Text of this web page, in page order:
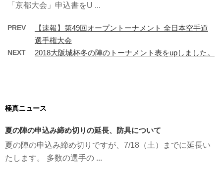
「京都大会」申込書をU ...
PREV
【速報】第49回オープントーナメント 全日本空手道
選手権大会
NEXT 2018大阪城杯冬の陣のトーナメント表をupしました。
極真ニュース
夏の陣の申込み締め切りの延長、防具について
夏の陣の申込み締め切りですが、7/18（土）までに延長い
たします。 多数の選手の ...